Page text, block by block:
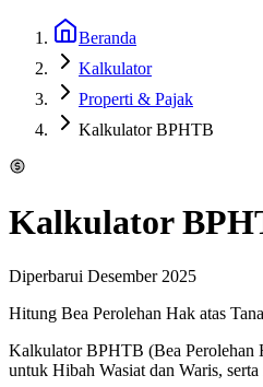
Beranda
Kalkulator
Properti & Pajak
Kalkulator BPHTB
Kalkulator
Diperbarui Desember 2025
Hitung Bea Perolehan Hak atas
Kalkulator BPHTB (Bea Perolehan
untuk Hibah Wasiat dan Waris,